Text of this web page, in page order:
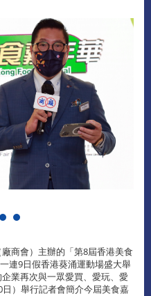
商會）主辦的「第8屆香港美食
連9日假香港葵涌運動場盛大舉
業再次與一眾愛買、愛玩、愛
）舉行記者會簡介今屆美食嘉